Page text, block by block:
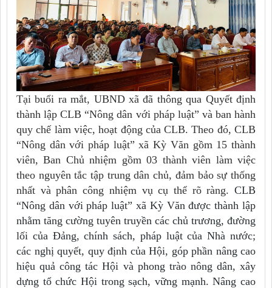
Tại buổi ra mắt, UBND xã đã thông qua Quyết định
thành lập CLB “Nông dân với pháp luật” và ban hành
quy chế làm việc, hoạt động của CLB. Theo đó, CLB
“Nông dân với pháp luật” xã Kỳ Văn gồm 15 thành
viên, Ban Chủ nhiệm gồm 03 thành viên làm việc
theo nguyên tắc tập trung dân chủ, đảm bảo sự thống
nhất và phân công nhiệm vụ cụ thể rõ ràng. CLB
“Nông dân với pháp luật” xã Kỳ Văn được thành lập
nhằm tăng cường tuyên truyền các chủ trương, đường
lối của Đảng, chính sách, pháp luật của Nhà nước;
các nghị quyết, quy định của Hội, góp phần nâng cao
hiệu quả công tác Hội và phong trào nông dân, xây
dựng tổ chức Hội trong sạch, vững mạnh. Nâng cao